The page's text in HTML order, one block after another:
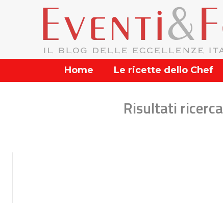
Home Le ricette dello Chef
Risultati ricerca